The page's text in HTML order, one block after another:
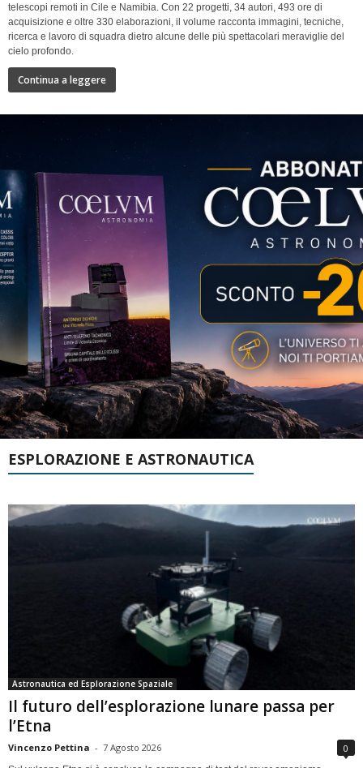
telescopi remoti in Cile e Namibia. Con 22 progetti, 34 autori, 493 ore di
acquisizione e oltre 330 elaborazioni, il volume racconta immagini, tecniche,
ricerca e lavoro di squadra dietro alcune delle più spettacolari meraviglie del
cielo profondo.
Continua a leggere
ESPLORAZIONE E ASTRONAUTICA
Astronautica ed Esplorazione Spaziale
Il futuro dell’esplorazione lunare passa per
l’Etna
Vincenzo Pettina - 7 Agosto 2026 0